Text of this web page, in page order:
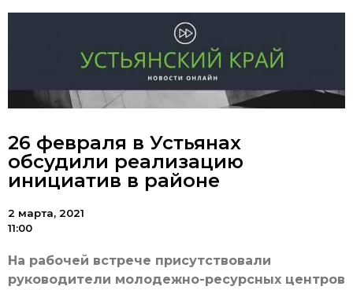
26 февраля в Устьянах
обсудили реализацию
инициатив в районе
2 марта, 2021
11:00
На рабочей встрече присутствовали
руководители молодежно-ресурсных центров